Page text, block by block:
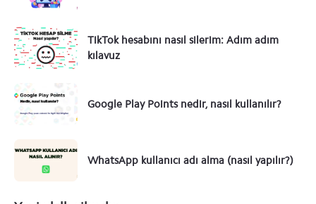
TikTok hesabını nasıl silerim: Adım adım
kılavuz
Google Play Points nedir, nasıl kullanılır?
WhatsApp kullanıcı adı alma (nasıl yapılır?)